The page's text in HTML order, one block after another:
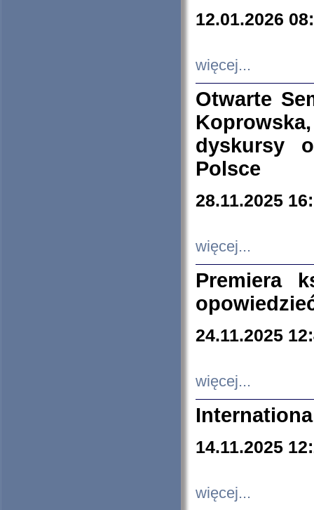
12.01.2026
więcej...
Otwarte
dyskursy
Polsce
28.11.2025
więcej...
Premiera
24.11.2025
więcej...
14.11.2025
więcej...